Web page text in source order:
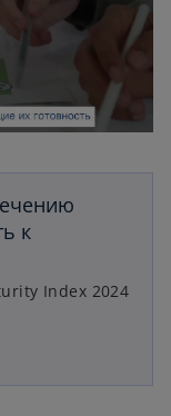
к
Index 2024